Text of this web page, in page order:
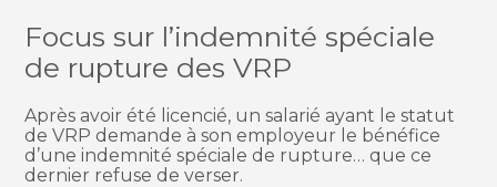
Focus sur l’indemnité spéciale
de rupture des VRP
Après avoir été licencié, un salarié ayant le statut
de VRP demande à son employeur le bénéfice
d’une indemnité spéciale de rupture… que ce
dernier refuse de verser.